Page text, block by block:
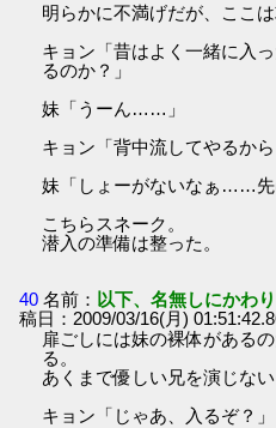
明らかに不満げだが、ここは
キョン「昔はよく一緒に入
るのか？」
妹「うーん……」
キョン「背中流してやるか
妹「しょーがないなぁ……先
こちらスネーク。
潜入の準備は整った。
40 名前： 以下、名無しにかわ
稿日：2009/03/16(月)
扉ごしには妹の裸体がある
る。
あくまで優しい兄を演じない
キョン「じゃあ、入るぞ？」